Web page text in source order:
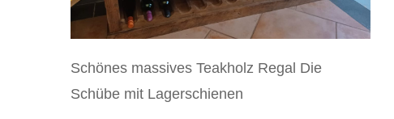
Schönes massives Teakholz Regal Die
Schübe mit Lagerschienen